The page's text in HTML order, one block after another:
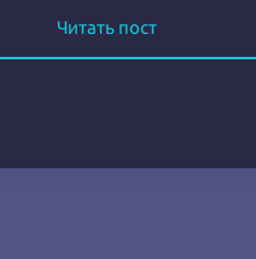
Читать пост